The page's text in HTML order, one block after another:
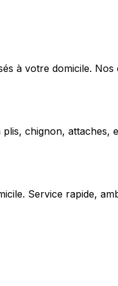
à votre domicile.
chignon,
Service rapide,